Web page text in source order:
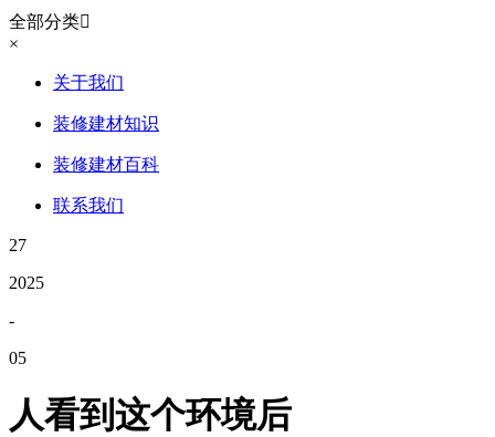
全部分类
×
关于我们
装修建材知识
装修建材百科
联系我们
27
2025
-
05
人看到这个环境后